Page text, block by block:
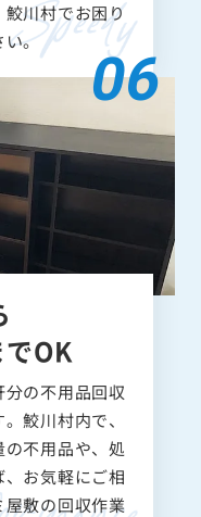
川村でお困り
い。
OK
の不用品回収
鮫川村内で、
不用品や、処
お気軽にご相
敷の回収作業